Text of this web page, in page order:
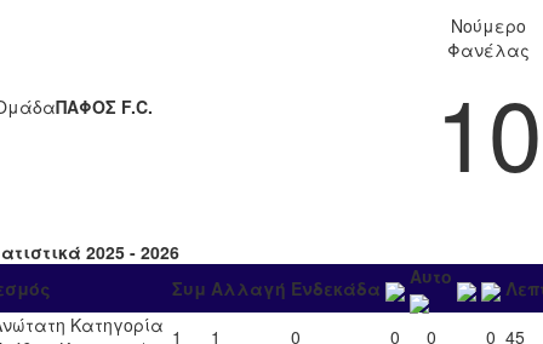
ΠΑΦΟΣ F.C.
Νούμερο
Φανέλας
10
2025 - 2026
Συμ Αλλαγή Ενδεκάδα Αυτο
Κατηγορία 1 1 0 0 0 0 45